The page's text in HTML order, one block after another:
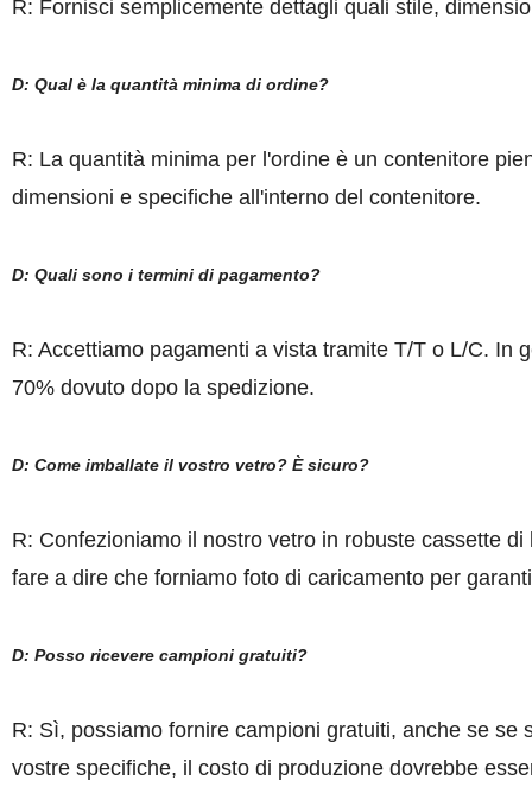
R: Fornisci semplicemente dettagli quali stile,
D: Qual è la quantità minima di ordine?
R: La quantità minima per l'ordine è un contenitore
dimensioni e specifiche all'interno del contenitore.
D: Quali sono i termini di pagamento?
R: Accettiamo pagamenti a vista tramite T/T o L/C. In
70% dovuto dopo la spedizione.
D: Come imballate il vostro vetro? È sicuro?
R: Confezioniamo il nostro vetro in robuste cassette
fare a dire che forniamo foto di caricamento per
D: Posso ricevere campioni gratuiti?
R: Sì, possiamo fornire campioni gratuiti, anche se
vostre specifiche, il costo di produzione dovrebbe